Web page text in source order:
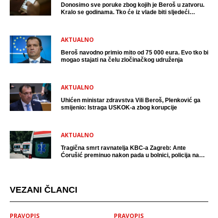
Donosimo sve poruke zbog kojih je Beroš u zatvoru.
Kralo se godinama. Tko će iz vlade biti sljedeći
AKTUALNO
Beroš navodno primio mito od 75 000 eura. Evo tko bi
mogao stajati na čelu zločinačkog udruženja
AKTUALNO
Uhićen ministar zdravstva Vili Beroš, Plenković ga
smijenio: Istraga USKOK-a zbog korupcije
AKTUALNO
Tragična smrt ravnatelja KBC-a Zagreb: Ante
Ćorušić preminuo nakon pada u bolnici, policija na
VEZANI ČLANCI
PRAVOPIS PRAVOPIS